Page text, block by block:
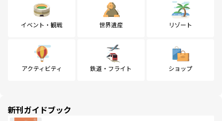
イベント・観戦 世界遺産 リゾート
アクティビティ 鉄道・フライト ショップ
新刊ガイドブック